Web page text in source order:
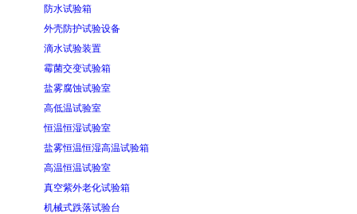
防水试验箱
外壳防护试验设备
滴水试验装置
霉菌交变试验箱
盐雾腐蚀试验室
高低温试验室
恒温恒湿试验室
盐雾恒温恒湿高温试验箱
高温恒温试验室
真空紫外老化试验箱
机械式跌落试验台